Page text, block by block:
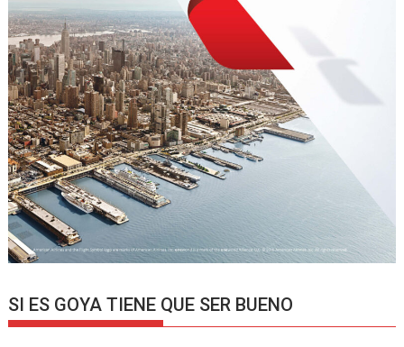
SI ES GOYA TIENE QUE SER BUENO